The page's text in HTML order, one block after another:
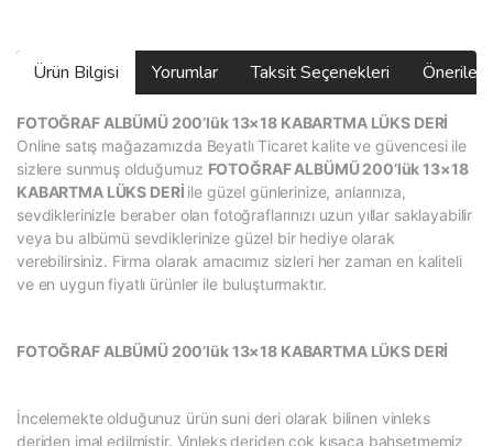
Ürün Bilgisi Yorumlar Taksit Seçenekleri
FOTOĞRAF ALBÜMÜ 200’lük 13×18 KABARTMA LÜKS DERİ
Online satış mağazamızda Beyatlı Ticaret kalite ve güvencesi ile
sizlere sunmuş olduğumuz FOTOĞRAF ALBÜMÜ 200’lük 13×18
KABARTMA LÜKS DERİ ile güzel günlerinize, anlarınıza,
sevdiklerinizle beraber olan fotoğraflarınızı uzun yıllar saklayabilir
veya bu albümü sevdiklerinize güzel bir hediye olarak
verebilirsiniz. Firma olarak amacımız sizleri her zaman en kaliteli
ve en uygun fiyatlı ürünler ile buluşturmaktır.
FOTOĞRAF ALBÜMÜ 200’lük 13×18 KABARTMA LÜKS DERİ
İncelemekte olduğunuz ürün suni deri olarak bilinen vinleks
deriden imal edilmiştir. Vinleks deriden çok kısaca bahsetmemiz